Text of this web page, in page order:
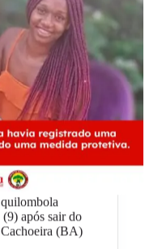
após sair do
(BA)